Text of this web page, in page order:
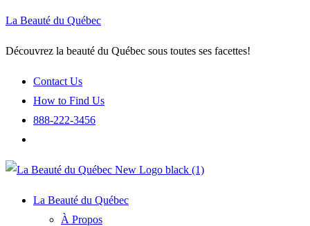
La Beauté du Québec
Découvrez la beauté du Québec sous toutes ses facettes!
Contact Us
How to Find Us
888-222-3456
La Beauté du Québec
À Propos